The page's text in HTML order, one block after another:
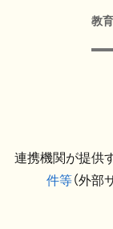
教育
連携機関が提供
件等（外部